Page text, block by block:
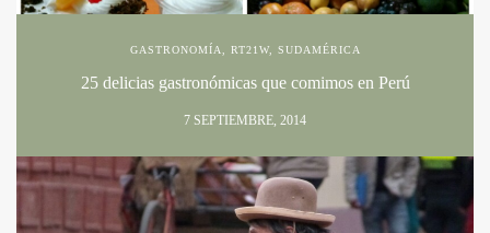
GASTRONOMÍA RT21W, SUDAMÉRICA
25 delicias gastronómicas que comimos en Perú
7 SEPTIEMBRE, 2014